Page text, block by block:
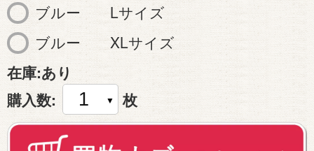
ブルー Lサイズ
ブルー XLサイズ
在庫:あり
購入数:
枚